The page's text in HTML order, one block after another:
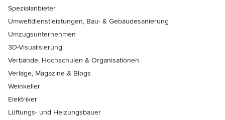
Spezialanbieter
Umweltdienstleistungen, Bau- & Gebäudesanierung
Umzugsunternehmen
3D-Visualisierung
Verbände, Hochschulen & Organisationen
Verlage, Magazine & Blogs
Weinkeller
Elektriker
Lüftungs- und Heizungsbauer